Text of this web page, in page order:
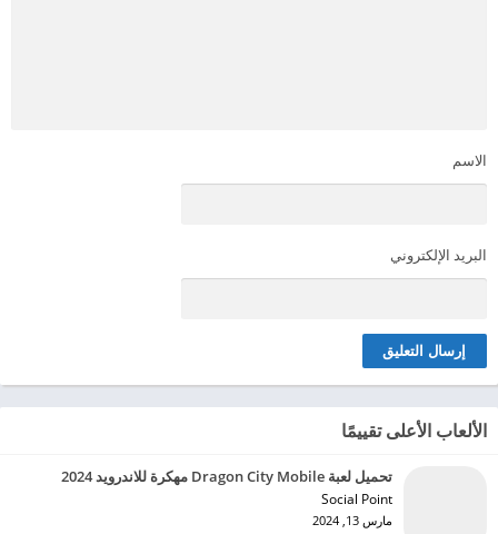
الاسم
البريد الإلكتروني
الألعاب الأعلى تقييمًا
تحميل لعبة Dragon City Mobile مهكرة للاندرويد 2024
Social Point‏
مارس 13, 2024